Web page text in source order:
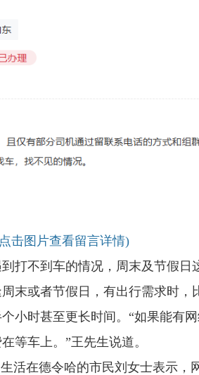
击图片查看留言详情)
打不到车的情况，周末及节假日
末或者节假日，有出行需求时，
小时甚至更长时间。“如果能有
等车上。”王先生说道。
活在德令哈的市民刘女士表示，